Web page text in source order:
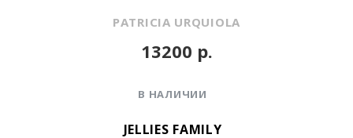
PATRICIA URQUIOLA
В НАЛИЧИИ
JELLIES FAMILY
13200 р.